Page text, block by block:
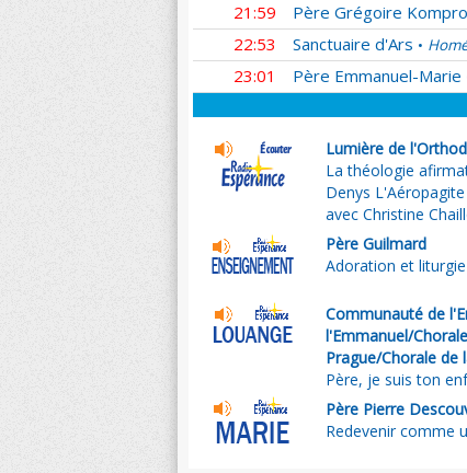
21:59 Père Grégoire
22:53 Sanctuaire d'Ars •
23:01 Père Emmanuel-Marie
Lumière de
La théologie
Denys L'Aéropagite
avec Christine
Père Guilmard
Adoration et liturgie
Communauté de
l'Emmanuel/
Prague/Chorale de
Père, je suis ton
Père Pierre
Redevenir comme